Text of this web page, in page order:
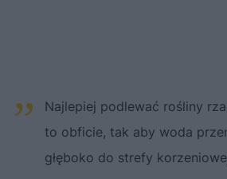
Najlepiej podlewać rośliny
to obficie, tak aby woda
głęboko do strefy